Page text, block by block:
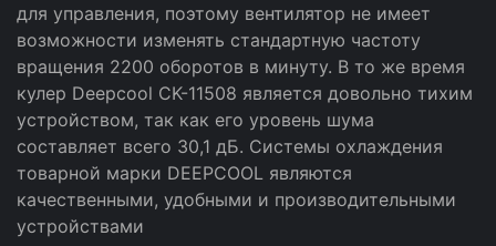
для управления, поэтому вентилятор не имеет
возможности изменять стандартную частоту
вращения 2200 оборотов в минуту. В то же время
кулер Deepcool CK-11508 является довольно тихим
устройством, так как его уровень шума
составляет всего 30,1 дБ. Системы охлаждения
товарной марки DEEPCOOL являются
качественными, удобными и производительными
устройствами